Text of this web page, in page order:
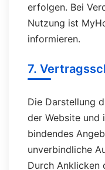
erfolgen. Bei
Nutzung ist
informieren.
7.
Die Darstellung
der Website und
bindendes
unverbindliche
Durch Anklicken